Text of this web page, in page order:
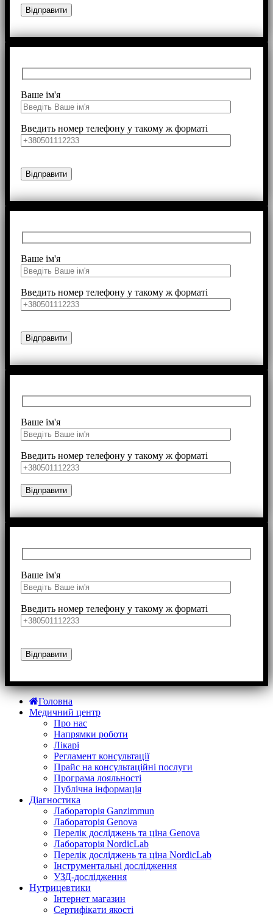
Ваше ім'я
Введить номер телефону у такому ж форматі
Ваше ім'я
Введить номер телефону у такому ж форматі
Ваше ім'я
Введить номер телефону у такому ж форматі
Ваше ім'я
Введить номер телефону у такому ж форматі
Головна
Медичний центр
Про нас
Напрямки роботи
Лікарі
Регламент консультації
Прайс на консультаційні послуги
Програма лояльності
Публічна інформація
Діагностика
Лабораторія Ganzimmun
Лабораторія Genova
Перелік досліджень та ціна Genova
Лабораторія NordicLab
Перелік досліджень та ціна NordicLab
Інструментальні дослідження
УЗД-дослідження
Нутрицевт​ики
Інтернет магазин
Сертифікати якості